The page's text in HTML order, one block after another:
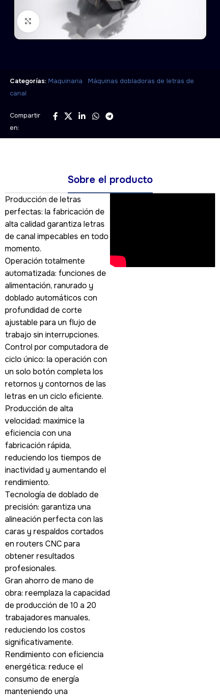
Click to enlarge
Categorías: Maquinaria
Máquinas dobladoras de letras de
canal
Compartir
en:
Sobre el producto
Producción de letras
perfectas: la fabricación de
alta calidad garantiza letras
de canal impecables en todo
momento.
Operación totalmente
automatizada: funciones de
alimentación, ranurado y
doblado automáticos con
profundidad de corte
ajustable para un flujo de
trabajo sin interrupciones.
Control por computadora de
ciclo único: la operación con
un solo botón completa los
retornos y contornos de las
letras en un ciclo eficiente.
Producción de alta
velocidad: maximice la
eficiencia con una
fabricación rápida,
reduciendo los tiempos de
inactividad y aumentando el
rendimiento.
Tecnología de doblado de
precisión: garantiza una
alineación perfecta con las
caras y respaldos cortados
en routers CNC para
obtener resultados
profesionales.
Gran ahorro de mano de
obra: reemplaza la capacidad
de producción de 10 a 20
trabajadores manuales,
reduciendo los costos
significativamente.
Rendimiento con eficiencia
energética: reduce el
consumo de energía
manteniendo una